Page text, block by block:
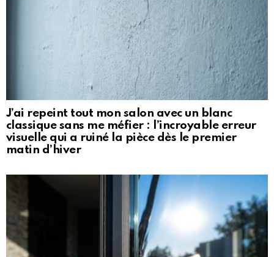
J’ai repeint tout mon salon avec un blanc
classique sans me méfier : l’incroyable erreur
visuelle qui a ruiné la pièce dès le premier
matin d’hiver